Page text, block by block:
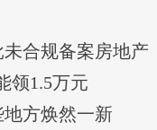
合规备案房地产
领1.5万元
方焕然一新